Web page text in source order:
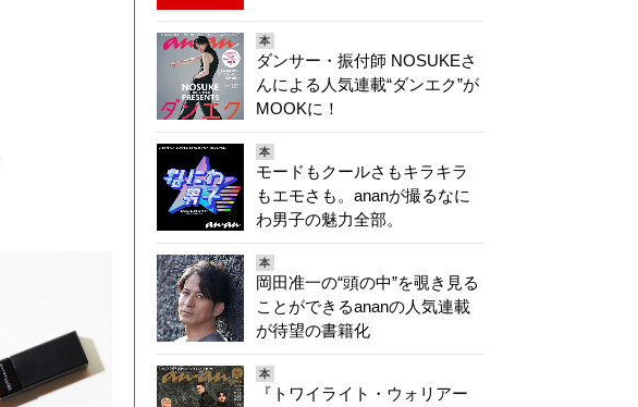
本
ダンサー・振付師 NOSUKEさ
んによる人気連載“ダンエク”が
MOOKに！
本
モードもクールさもキラキラ
もエモさも。ananが撮るなに
わ男子の魅力全部。
本
岡田准一の“頭の中”を覗き見る
ことができるananの人気連載
が待望の書籍化
本
『トワイライト・ウォリアー